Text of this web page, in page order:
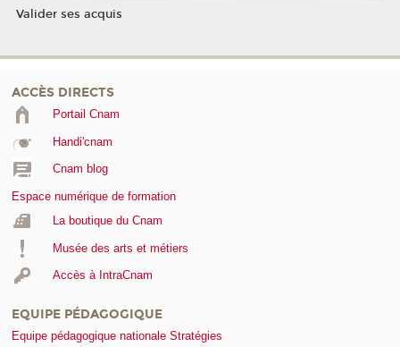
Valider ses acquis
ACCÈS DIRECTS
Portail Cnam
Handi'cnam
Cnam blog
Espace numérique de formation
La boutique du Cnam
Musée des arts et métiers
Accès à IntraCnam
EQUIPE PÉDAGOGIQUE
Equipe pédagogique nationale Stratégies